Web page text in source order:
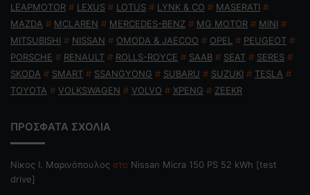
LEAPMOTOR # LEXUS # LOTUS # LYNK & CO # MASERATI #
MAZDA # MCLAREN # MERCEDES-BENZ # MG MOTOR # MINI #
MITSUBISHI # NISSAN # OMODA & JAECOO # OPEL # PEUGEOT #
PORSCHE # RENAULT # ROLLS-ROYCE # SAAB # SEAT # SERES #
SKODA # SMART # SSANGYONG # SUBARU # SUZUKI # TESLA #
TOYOTA # VOLKSWAGEN # VOLVO # XPENG # ZEEKR
ΠΡΟΣΦΑΤΑ ΣΧΟΛΙΑ
Nίκος Ι. Mαρινόπουλος στο Nissan Micra 150 PS 52 kWh [test
drive]